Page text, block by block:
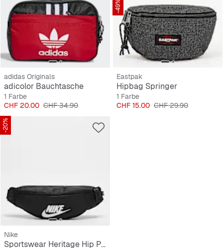
adidas Originals
adicolor Bauchtasche
1 Farbe
Preis
CHF 20.00 Originalpreis
CHF 34.90
-49%
Eastpak
Hipbag Springer
1 Farbe
Preis
CHF 15.00 Originalpreis
CHF 29.90
-20%
Nike
Sportswear Heritage Hip Pack